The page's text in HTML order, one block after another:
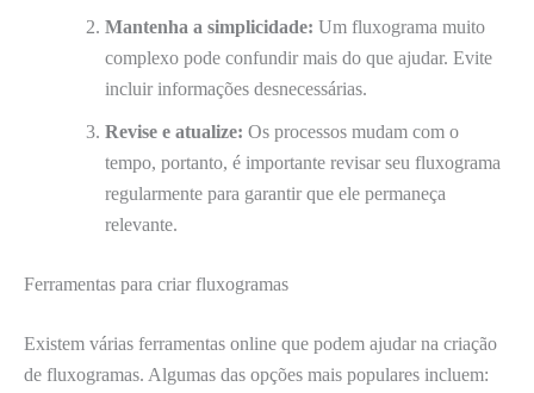
Mantenha a simplicidade: Um fluxograma muito
complexo pode confundir mais do que ajudar. Evite
incluir informações desnecessárias.
Revise e atualize: Os processos mudam com o
tempo, portanto, é importante revisar seu fluxograma
regularmente para garantir que ele permaneça
relevante.
Ferramentas para criar fluxogramas
Existem várias ferramentas online que podem ajudar na criação
de fluxogramas. Algumas das opções mais populares incluem: